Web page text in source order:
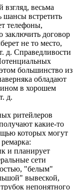
весьма
шансы встретить
телефоны,
заключить договор
не то место,
д. Справедливости
большинство из
обладают
в хорошем
д.
ритейлеров
какие-то
которых могут
и планирует
сети
"белым"
вывеской,
непонятного